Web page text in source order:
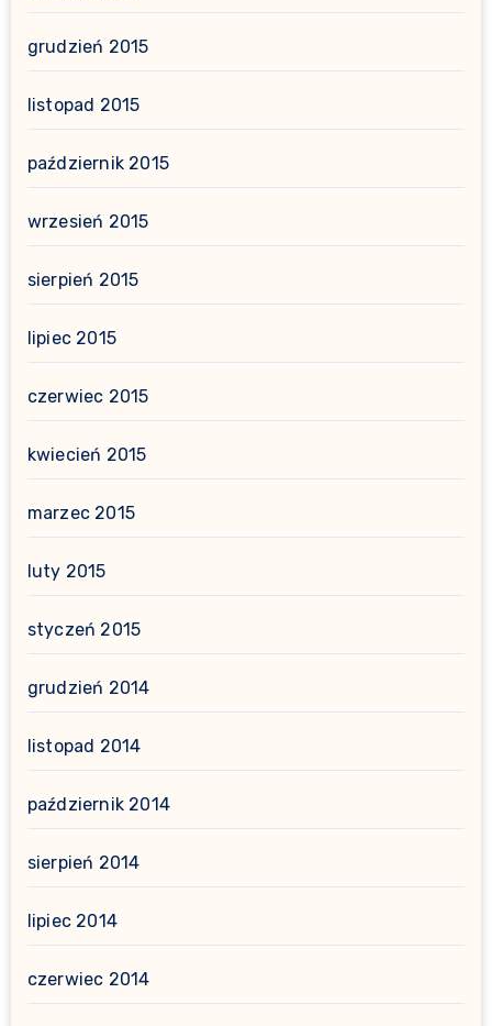
grudzień 2015
listopad 2015
październik 2015
wrzesień 2015
sierpień 2015
lipiec 2015
czerwiec 2015
kwiecień 2015
marzec 2015
luty 2015
styczeń 2015
grudzień 2014
listopad 2014
październik 2014
sierpień 2014
lipiec 2014
czerwiec 2014